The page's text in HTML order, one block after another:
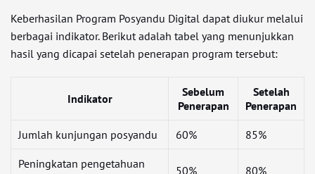
Keberhasilan Program Posyandu Digital dapat diukur melalui
berbagai indikator. Berikut adalah tabel yang menunjukkan
hasil yang dicapai setelah penerapan program tersebut:
Indikator
Sebelum
Penerapan
Setelah
Penerapan
Jumlah kunjungan posyandu 60% 85%
Peningkatan pengetahuan
50% 80%